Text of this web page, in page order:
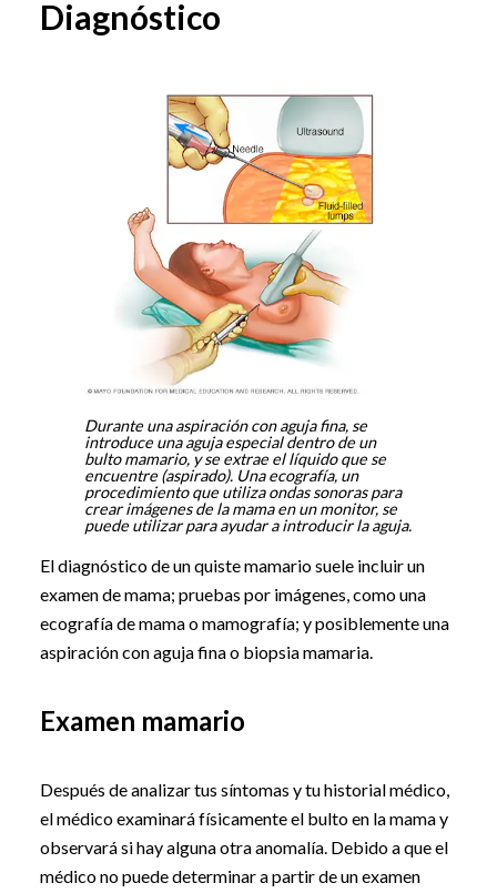
Diagnóstico
Durante una aspiración con aguja fina, se
introduce una aguja especial dentro de un
bulto mamario, y se extrae el líquido que se
encuentre (aspirado). Una ecografía, un
procedimiento que utiliza ondas sonoras para
crear imágenes de la mama en un monitor, se
puede utilizar para ayudar a introducir la aguja.
El diagnóstico de un quiste mamario suele incluir un
examen de mama; pruebas por imágenes, como una
ecografía de mama o mamografía; y posiblemente una
aspiración con aguja fina o biopsia mamaria.
Examen mamario
Después de analizar tus síntomas y tu historial médico,
el médico examinará físicamente el bulto en la mama y
observará si hay alguna otra anomalía. Debido a que el
médico no puede determinar a partir de un examen